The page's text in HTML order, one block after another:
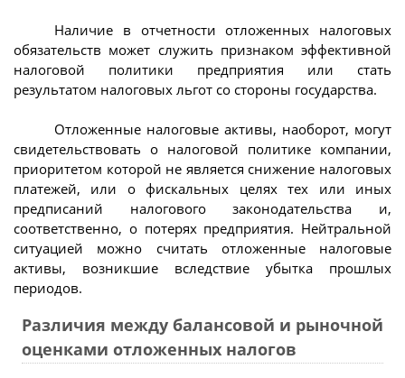
Наличие в отчетности отложенных налоговых
обязательств может служить признаком эффективной
налоговой политики предприятия или стать
результатом налоговых льгот со стороны государства.
Отложенные налоговые активы, наоборот, могут
свидетельствовать о налоговой политике компании,
приоритетом которой не является снижение налоговых
платежей, или о фискальных целях тех или иных
предписаний налогового законодательства и,
соответственно, о потерях предприятия. Нейтральной
ситуацией можно считать отложенные налоговые
активы, возникшие вследствие убытка прошлых
периодов.
Различия между балансовой и рыночной
оценками отложенных налогов